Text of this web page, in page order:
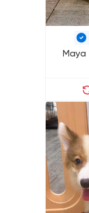
Maya